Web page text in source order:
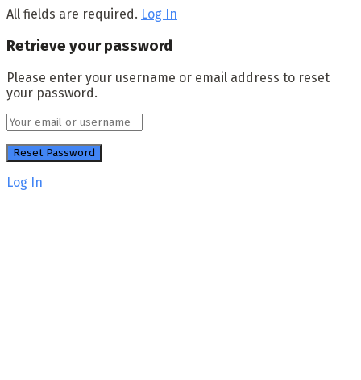
All fields are required. Log In
Retrieve your password
Please enter your username or email address to reset
your password.
Log In